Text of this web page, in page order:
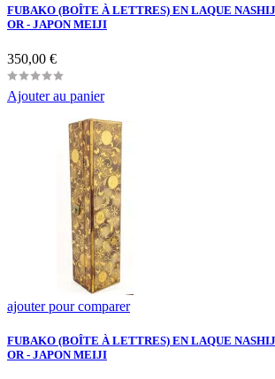
FUBAKO (BOÎTE À LETTRES) EN LAQUE
OR - JAPON MEIJI
Prix
350,00 €
Ajouter au panier
ajouter pour comparer
FUBAKO (BOÎTE À LETTRES) EN LAQUE
OR - JAPON MEIJI